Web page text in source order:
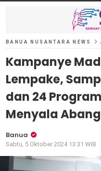
BANUA NUSANTARA NEWS
Kampanye
Lempake,
dan 24
Menyala
Banua
Sabtu, 5 Oktober 2024 13:31 WIB